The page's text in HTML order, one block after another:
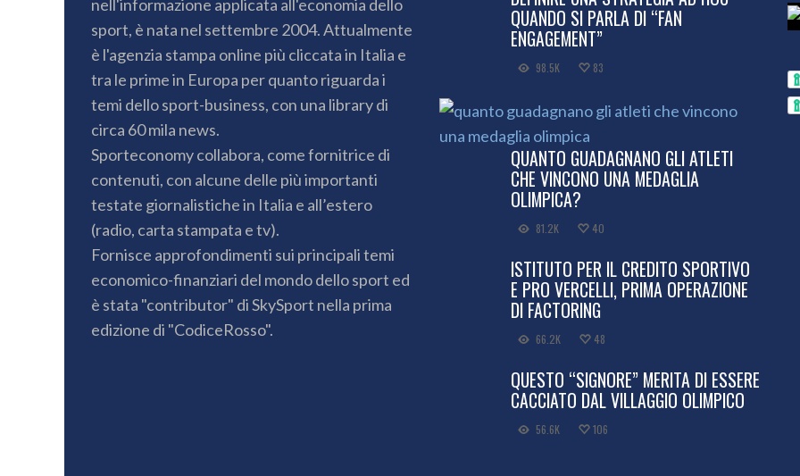
nell'informazione applicata all'economia dello
sport, è nata nel settembre 2004. Attualmente
è l'agenzia stampa online più cliccata in Italia e
tra le prime in Europa per quanto riguarda i
temi dello sport-business, con una library di
circa 60 mila news.
Sporteconomy collabora, come fornitrice di
contenuti, con alcune delle più importanti
testate giornalistiche in Italia e all’estero
(radio, carta stampata e tv).
Fornisce approfondimenti sui principali temi
economico-finanziari del mondo dello sport ed
è stata "contributor" di SkySport nella prima
edizione di "CodiceRosso".
QUANDO SI PARLA DI “FAN
ENGAGEMENT”
98.5K 83
QUANTO GUADAGNANO GLI ATLETI
CHE VINCONO UNA MEDAGLIA
OLIMPICA?
81.2K 40
ISTITUTO PER IL CREDITO SPORTIVO
E PRO VERCELLI, PRIMA OPERAZIONE
DI FACTORING
66.2K 48
QUESTO “SIGNORE” MERITA DI ESSERE
CACCIATO DAL VILLAGGIO OLIMPICO
56.6K 106